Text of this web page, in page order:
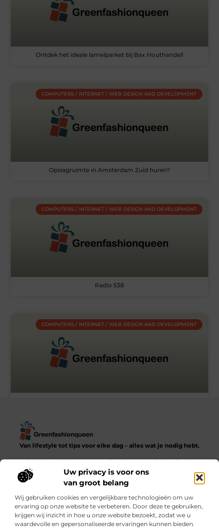
Uw privacy is voor ons
van groot belang
Wij gebruiken cookies en vergelijkbare technologieën om uw
ervaring op onze website te verbeteren. Door deze te gebruiken,
krijgen wij inzicht in hoe u onze website bezoekt, zodat we u
waardevolle en gepersonaliseerde ervaringen kunnen bieden.
Ontdek het ideale lamelparket bij Bax Houthandel!
COMPUTERS / INTERNET / WEB DESIGN AND DEVELOPMENT
Opslagruimte in Amsterdam Zuid huren?
COMPUTERS / INTERNET / WEB DESIGN AND DEVELOPMENT
Radio 538
COMPUTERS / INTERNET / WEB DESIGN AND DEVELOPMENT
« Vorige 1 Volgende »
Van lifestyle tot tips voor elke dag – alles wat je nodig hebt.
Ontdek een diverse verzameling blogs en artikelen die het
dagelijks leven in al zijn facetten verkennen, van praktische
adviezen tot inspirerende verhalen.
Bericht categorie